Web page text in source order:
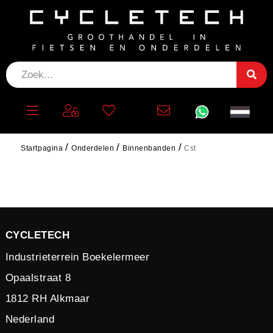
Startpagina Onderdelen Binnenbanden Cst
CYCLETECH
Industrieterrein Boekelermeer
Opaalstraat 8
1812 RH Alkmaar
Nederland